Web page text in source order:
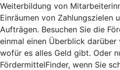
Weiterbildung von
Einräumen von Zahlungszielen
Aufträgen. Besuchen Sie die
einmal einen Überblick
wofür es alles Geld gibt. Oder
FördermittelFinder, wenn Sie